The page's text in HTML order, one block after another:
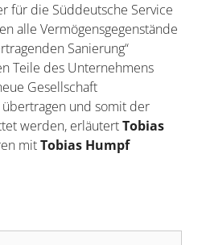
für die Süddeutsche Service
alle Vermögensgegenstände
Sanierung“
Teile des Unternehmens
Gesellschaft
übertragen und somit der
werden, erläutertTobias
mitTobias Humpf